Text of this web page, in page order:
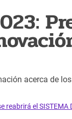
acerca de
reabrirá el